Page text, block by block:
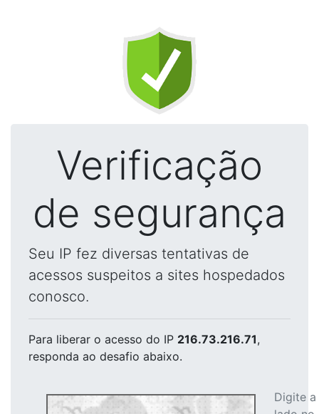
Verificação
de segurança
Seu IP fez diversas tentativas de
acessos suspeitos a sites hospedados
conosco.
Para liberar o acesso do IP 216.73.216.71,
responda ao desafio abaixo.
Digite